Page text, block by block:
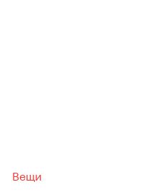
Вещи